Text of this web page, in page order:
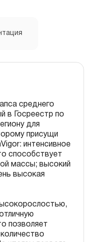
среднего
в Госреестр по
для
присущи
интенсивное
способствует
массы; высокий
высокая
позволяет